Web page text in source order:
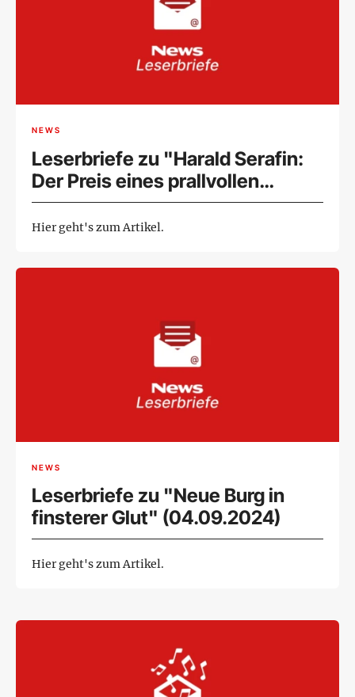
NEWS
Leserbriefe zu "Harald Serafin:
Der Preis eines prallvollen
Lebens" (03.09.2024)
Hier geht's zum Artikel.
NEWS
Leserbriefe zu "Neue Burg in
finsterer Glut" (04.09.2024)
Hier geht's zum Artikel.